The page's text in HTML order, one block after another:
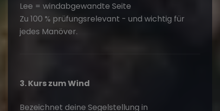
Lee = windabgewandte Seite
Zu 100 % prüfungsrelevant - und wichtig für
jedes Manöver.
3. Kurs zum Wind
Bezeichnet deine Segelstellung in